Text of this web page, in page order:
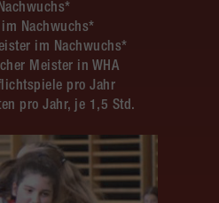
Nachwuchs*
im Nachwuchs*
Meister in WHA
pro Jahr
pro Jahr, je 1,5 Std.